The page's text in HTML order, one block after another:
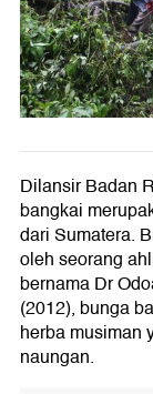
Dilansir Badan
bangkai
dari Sumatera.
oleh seorang
bernama Dr
(2012), bunga
herba musiman
naungan.